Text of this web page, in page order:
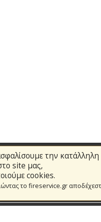
την κατάλληλη
site μας,
cookies.
το fireservice.gr
Σώμα